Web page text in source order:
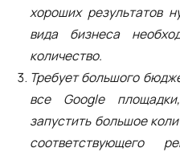
хороших результатов
вида бизнеса
количество.
Требует большого
все Google
запустить большое
соответствующего